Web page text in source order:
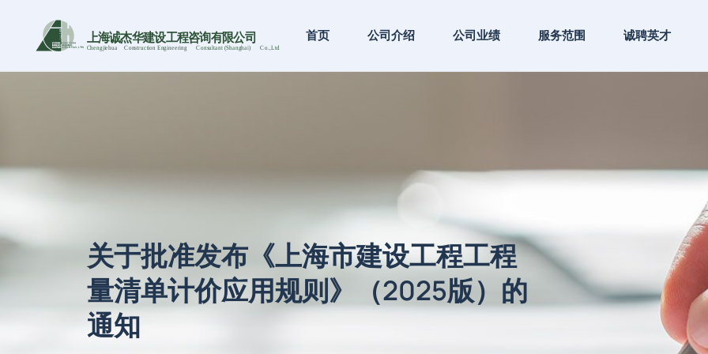
上海诚杰华建设工程咨询有限公司
Chengjiehua Construction Engineering Consultant (Shanghai) Co .,Ltd
首页 公司介绍 公司业绩 服务范围 诚聘英才
关于批准发布《上海市建设工程工程
量清单计价应用规则》（2025版）的
通知